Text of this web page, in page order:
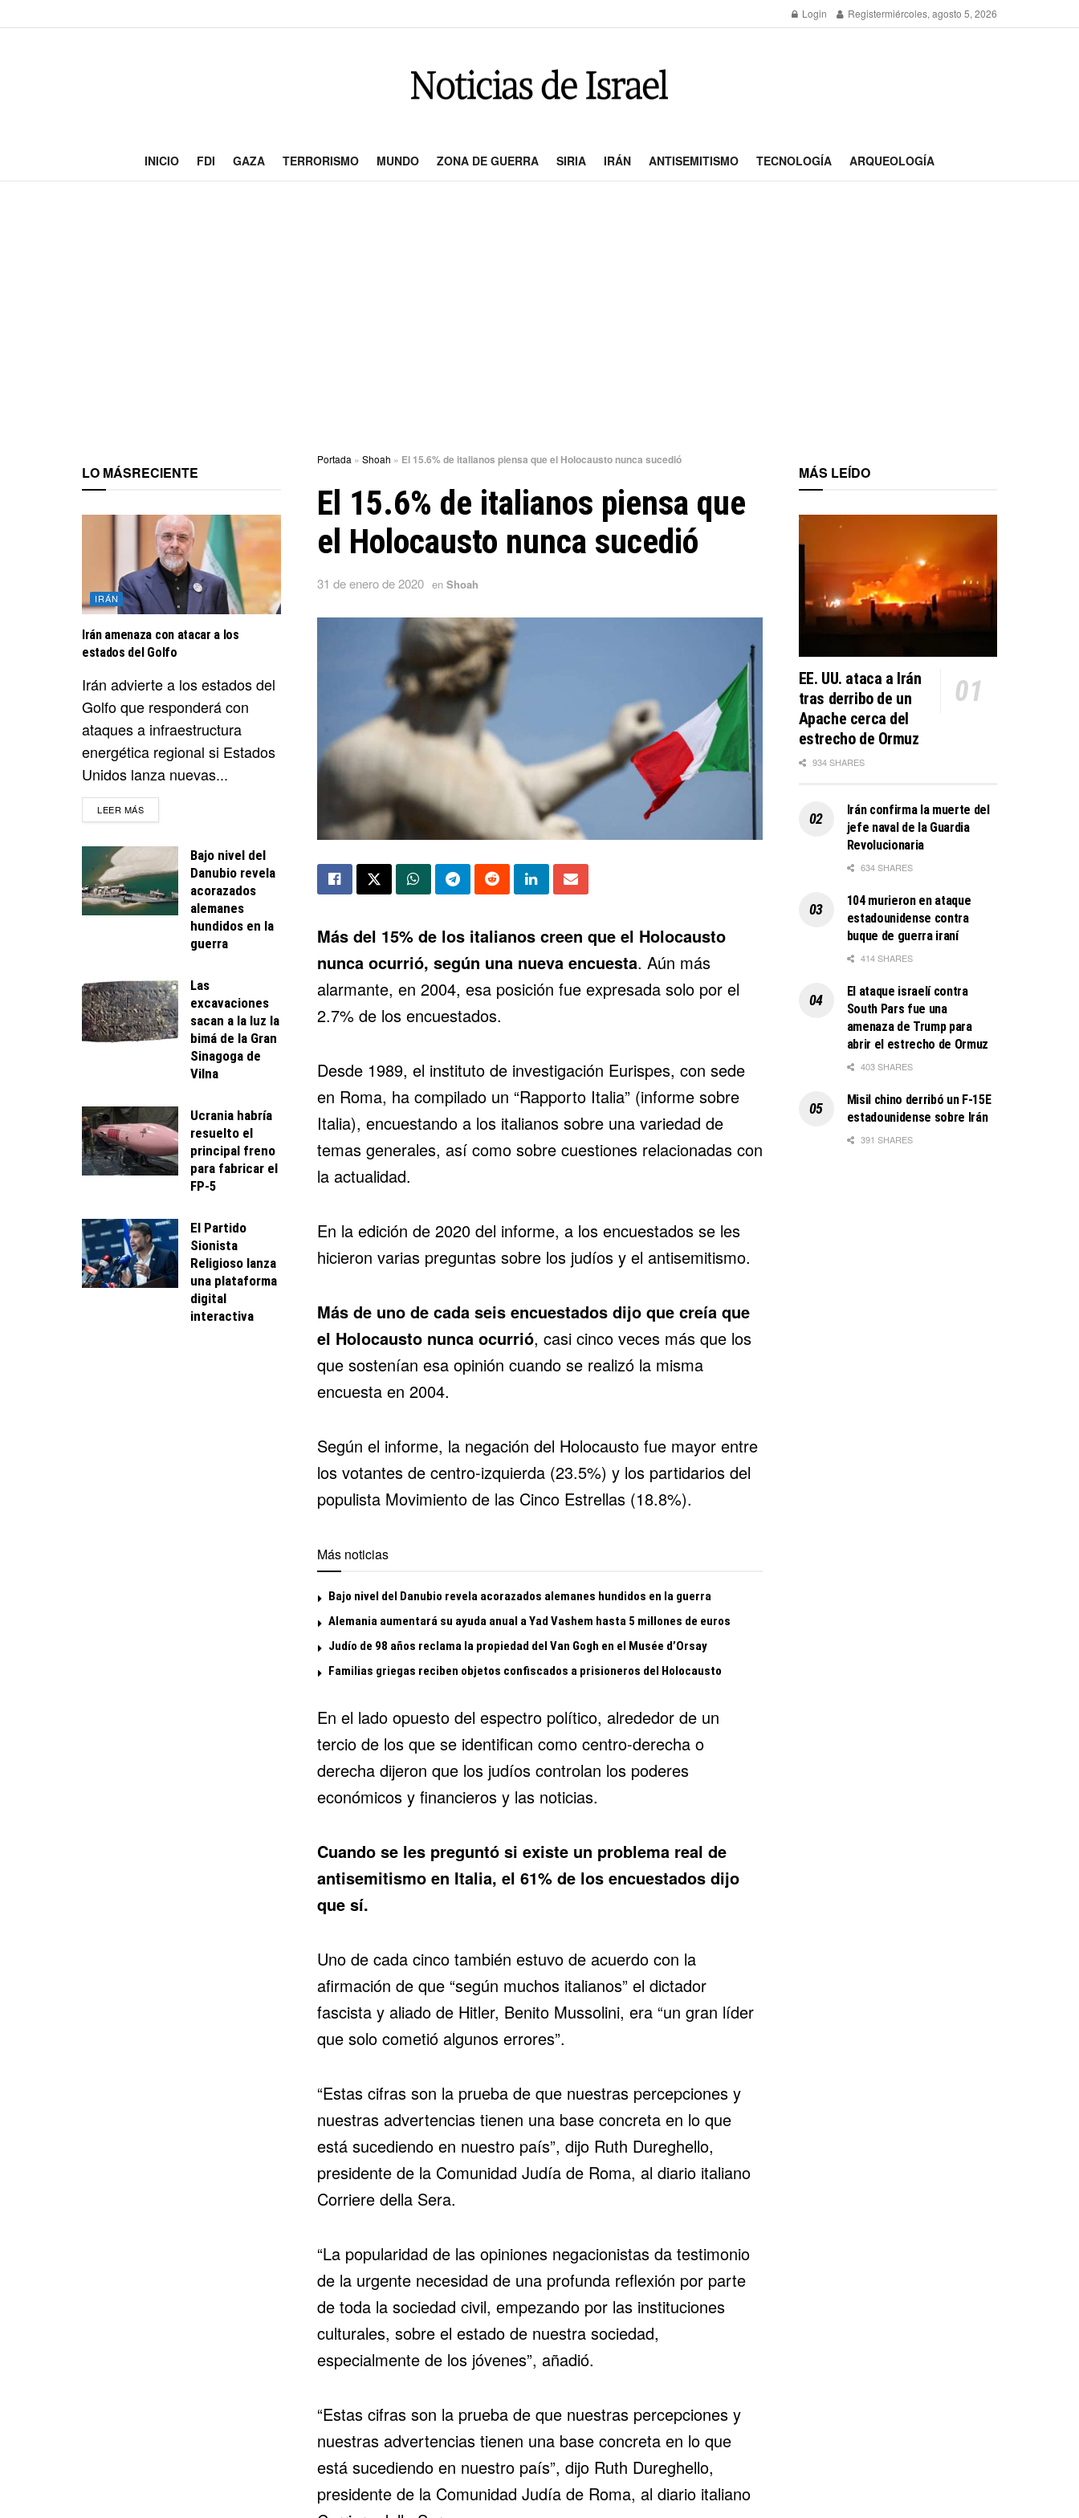
Login Registermiércoles, agosto 5, 2026
INICIO FDI GAZA TERRORISMO MUNDO ZONA DE GUERRA SIRIA IRÁN ANTISEMITISMO TECNOLOGÍA ARQUEOLOGÍA
Portada » Shoah » El 15.6% de italianos piensa que el Holocausto nunca sucedió
El 15.6% de italianos piensa que
el Holocausto nunca sucedió
31 de enero de 2020 en Shoah
Más del 15% de los italianos creen que el Holocausto
nunca ocurrió, según una nueva encuesta. Aún más
alarmante, en 2004, esa posición fue expresada solo por el
2.7% de los encuestados.
Desde 1989, el instituto de investigación Eurispes, con sede
en Roma, ha compilado un “Rapporto Italia” (informe sobre
Italia), encuestando a los italianos sobre una variedad de
temas generales, así como sobre cuestiones relacionadas con
la actualidad.
En la edición de 2020 del informe, a los encuestados se les
hicieron varias preguntas sobre los judíos y el antisemitismo.
Más de uno de cada seis encuestados dijo que creía que
el Holocausto nunca ocurrió, casi cinco veces más que los
que sostenían esa opinión cuando se realizó la misma
encuesta en 2004.
Según el informe, la negación del Holocausto fue mayor entre
los votantes de centro-izquierda (23.5%) y los partidarios del
populista Movimiento de las Cinco Estrellas (18.8%).
Más noticias
Bajo nivel del Danubio revela acorazados alemanes hundidos en la guerra
Alemania aumentará su ayuda anual a Yad Vashem hasta 5 millones de euros
Judío de 98 años reclama la propiedad del Van Gogh en el Musée d’Orsay
Familias griegas reciben objetos confiscados a prisioneros del Holocausto
En el lado opuesto del espectro político, alrededor de un
tercio de los que se identifican como centro-derecha o
derecha dijeron que los judíos controlan los poderes
económicos y financieros y las noticias.
Cuando se les preguntó si existe un problema real de
antisemitismo en Italia, el 61% de los encuestados dijo
que sí.
Uno de cada cinco también estuvo de acuerdo con la
afirmación de que “según muchos italianos” el dictador
fascista y aliado de Hitler, Benito Mussolini, era “un gran líder
que solo cometió algunos errores”.
“Estas cifras son la prueba de que nuestras percepciones y
nuestras advertencias tienen una base concreta en lo que
está sucediendo en nuestro país”, dijo Ruth Dureghello,
presidente de la Comunidad Judía de Roma, al diario italiano
Corriere della Sera.
“La popularidad de las opiniones negacionistas da testimonio
de la urgente necesidad de una profunda reflexión por parte
de toda la sociedad civil, empezando por las instituciones
culturales, sobre el estado de nuestra sociedad,
especialmente de los jóvenes”, añadió.
“Estas cifras son la prueba de que nuestras percepciones y
nuestras advertencias tienen una base concreta en lo que
está sucediendo en nuestro país”, dijo Ruth Dureghello,
presidente de la Comunidad Judía de Roma, al diario italiano
LO MÁSRECIENTE
IRÁN
Irán amenaza con atacar a los
estados del Golfo
Irán advierte a los estados del
Golfo que responderá con
ataques a infraestructura
energética regional si Estados
Unidos lanza nuevas...
LEER MÁSDETAILS
Bajo nivel del
Danubio revela
acorazados
alemanes
hundidos en la
guerra
Las
excavaciones
sacan a la luz la
bimá de la Gran
Sinagoga de
Vilna
Ucrania habría
resuelto el
principal freno
para fabricar el
FP-5
El Partido
Sionista
Religioso lanza
una plataforma
digital
interactiva
MÁS LEÍDO
EE. UU. ataca a Irán
tras derribo de un
Apache cerca del
estrecho de Ormuz
934 SHARES
Irán confirma la muerte del
jefe naval de la Guardia
Revolucionaria
634 SHARES
104 murieron en ataque
estadounidense contra
buque de guerra iraní
414 SHARES
El ataque israelí contra
South Pars fue una
amenaza de Trump para
abrir el estrecho de Ormuz
403 SHARES
Misil chino derribó un F-15E
estadounidense sobre Irán
391 SHARES